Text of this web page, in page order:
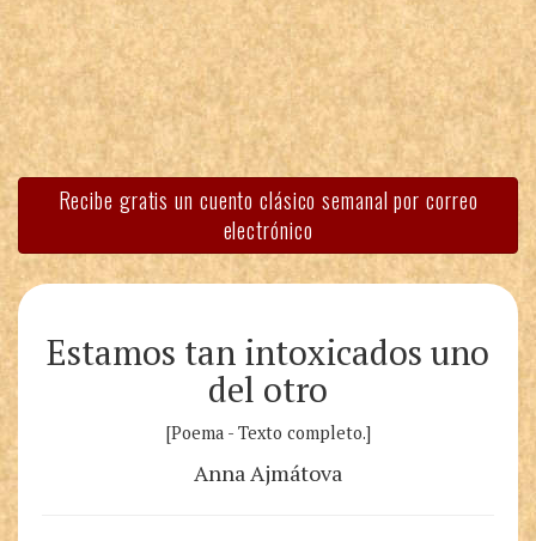
Recibe gratis un cuento clásico semanal por correo
electrónico
Estamos tan intoxicados uno
del otro
[Poema - Texto completo.]
Anna Ajmátova